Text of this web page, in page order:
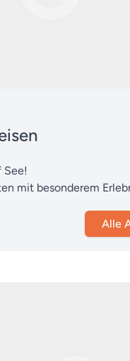
See!
mit besonderem
Alle